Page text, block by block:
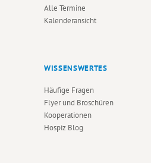
Alle Termine
Kalenderansicht
WISSENSWERTES
Häufige Fragen
Flyer und Broschüren
Kooperationen
Hospiz Blog